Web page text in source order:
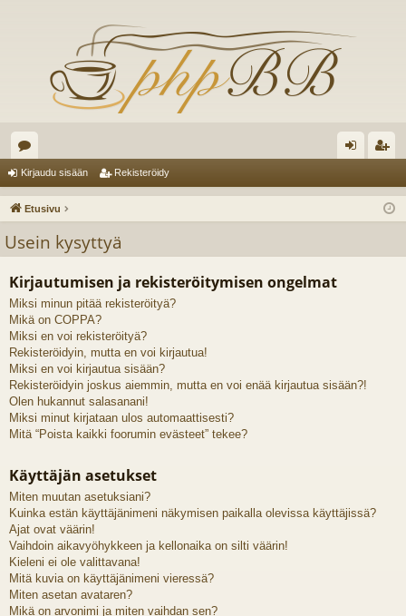
es
ku
el
ua
lu
ee
t
au
si
ist
öi
Kirjaudu sisään Rekisteröidy
Etusivu
Usein kysyttyä
Kirjautumisen ja rekisteröitymisen ongelmat
Miksi minun pitää rekisteröityä?
Mikä on COPPA?
Miksi en voi rekisteröityä?
Rekisteröidyin, mutta en voi kirjautua!
Miksi en voi kirjautua sisään?
Rekisteröidyin joskus aiemmin, mutta en voi enää kirjautua sisään?!
Olen hukannut salasanani!
Miksi minut kirjataan ulos automaattisesti?
Mitä “Poista kaikki foorumin evästeet” tekee?
Käyttäjän asetukset
Miten muutan asetuksiani?
Kuinka estän käyttäjänimeni näkymisen paikalla olevissa käyttäjissä?
Ajat ovat väärin!
Vaihdoin aikavyöhykkeen ja kellonaika on silti väärin!
Kieleni ei ole valittavana!
Mitä kuvia on käyttäjänimeni vieressä?
Miten asetan avataren?
Mikä on arvonimi ja miten vaihdan sen?